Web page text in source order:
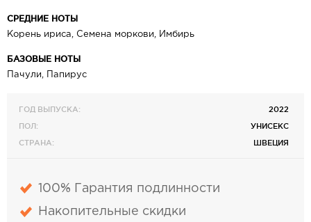
СРЕДНИЕ НОТЫ
Корень ириса, Семена моркови, Имбирь
БАЗОВЫЕ НОТЫ
Пачули, Папирус
ГОД ВЫПУСКА:
2022
ПОЛ:
УНИСЕКС
СТРАНА:
ШВЕЦИЯ
100% Гарантия подлинности
Накопительные скидки